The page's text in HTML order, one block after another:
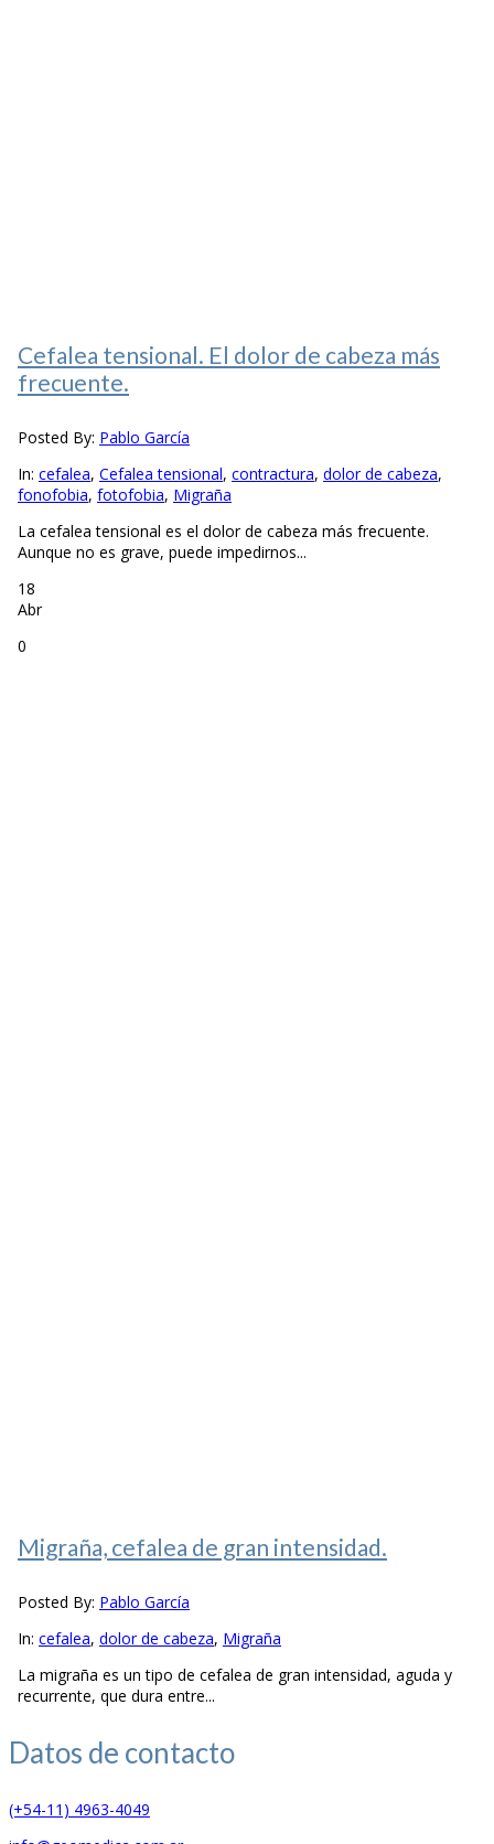
Cefalea tensional. El dolor de cabeza más
frecuente.
Posted By: Pablo García
In: cefalea, Cefalea tensional, contractura, dolor de cabeza,
fonofobia, fotofobia, Migraña
La cefalea tensional es el dolor de cabeza más frecuente.
Aunque no es grave, puede impedirnos...
18
Abr
0
Migraña, cefalea de gran intensidad.
Posted By: Pablo García
In: cefalea, dolor de cabeza, Migraña
La migraña es un tipo de cefalea de gran intensidad, aguda y
recurrente, que dura entre...
Datos de contacto
(+54-11) 4963-4049